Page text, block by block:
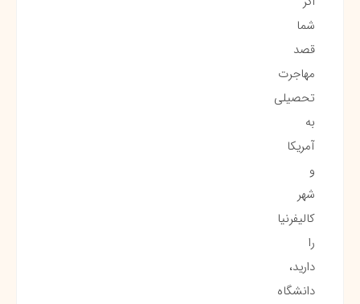
شما
قصد
مهاجرت
تحصیلی
به
آمریکا
و
شهر
کالیفرنیا
را
دارید،
دانشگاه